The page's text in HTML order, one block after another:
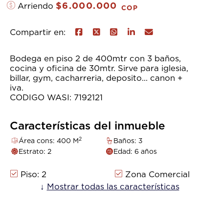
Arriendo $6.000.000 COP
Compartir en:
Bodega en piso 2 de 400mtr con 3 baños,
cocina y oficina de 30mtr. Sirve para iglesia,
billar, gym, cacharreria, deposito... canon +
CODIGO WASI: 7192121
Características del inmueble
Área cons: 400 M2
Baños: 3
Estrato: 2
Edad: 6 años
Piso: 2
Zona Comercial
Sobre Vía Principal
Zona Industrial
↓ Mostrar todas las características